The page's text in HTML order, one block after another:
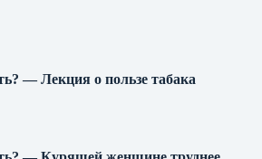
— Лекция о пользе табака